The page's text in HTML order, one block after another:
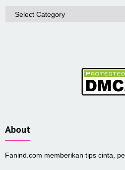
Categories
About
Fanind.com memberikan tips cinta,